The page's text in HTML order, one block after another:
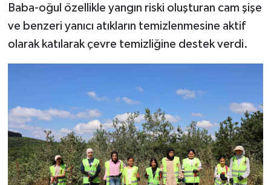
Baba-oğul özellikle yangın riski oluşturan cam şişe
ve benzeri yanıcı atıkların temizlenmesine aktif
olarak katılarak çevre temizliğine destek verdi.